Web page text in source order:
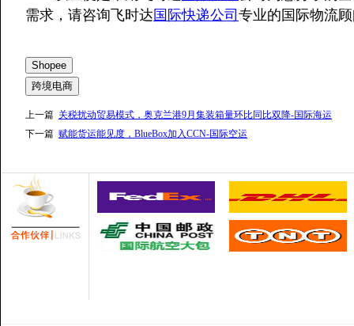
需求，请咨询飞时达 国际快递公司 专业的国际物流
Shopee
跨境电商
上一篇 关税扰动贸易模式，奥克兰港9月集装箱量环比同比双降-国际海运
下一篇 赋能货运能见度，BlueBox加入CCN-国际空运